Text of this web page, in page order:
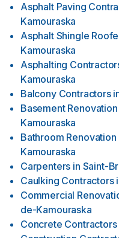
Asphalt Paving
Kamouraska
Asphalt Shingle
Kamouraska
Asphalting
Kamouraska
Balcony Contractors
Basement
Kamouraska
Bathroom
Kamouraska
Carpenters in Saint-
Caulking Contractors
Commercial
de-Kamouraska
Concrete Contractors